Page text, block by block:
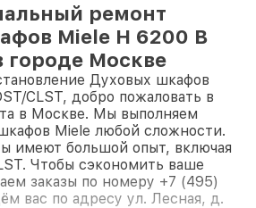
ремонт
Miele H 6200 B
городе Москве
Духовых шкафов
CLST, добро пожаловать в
в Москве. Мы выполняем
Miele любой сложности.
имеют большой опыт, включая
Чтобы сэкономить ваше
заказы по номеру +7 (495)
вас по адресу ул. Лесная, д.